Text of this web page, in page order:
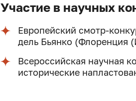
Участие в научных
Европейский смотр-
дель Бьянко (Флоренция
Всероссийская научная
исторические